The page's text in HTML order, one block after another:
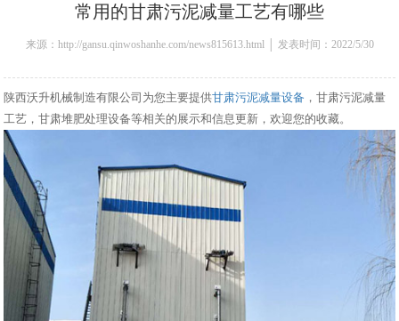
常用的甘肃污泥减量工艺有哪些
来源：http://gansu.qinwoshanhe.com/news815613.html │ 发表时间：2022/5/30
陕西沃升机械制造有限公司为您主要提供甘肃污泥减量设备 ，甘肃污泥减量
工艺，甘肃堆肥处理设备等相关的展示和信息更新，欢迎您的收藏。